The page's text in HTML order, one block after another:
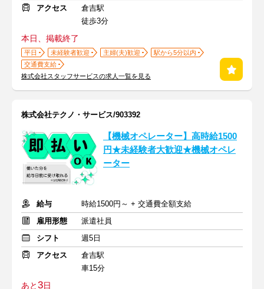
アクセス
倉吉駅
徒歩3分
本日、掲載終了
平日 未経験者歓迎 主婦(夫)歓迎
駅から5分以内
交通費支給
株式会社スタッフサービスの求人一覧を見る
株式会社テクノ・サービス/903392
【機械オペレーター】高時給1500
円★未経験者大歓迎★機械オペレ
ーター
給与
時給1500円～ + 交通費全額支給
雇用形態
派遣社員
シフト
週5日
アクセス
倉吉駅
車15分
あと3日